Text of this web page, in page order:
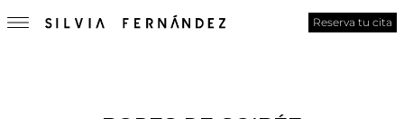
Reserva tu cita